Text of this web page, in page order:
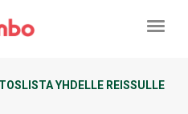
YHDELLE REISSULLE